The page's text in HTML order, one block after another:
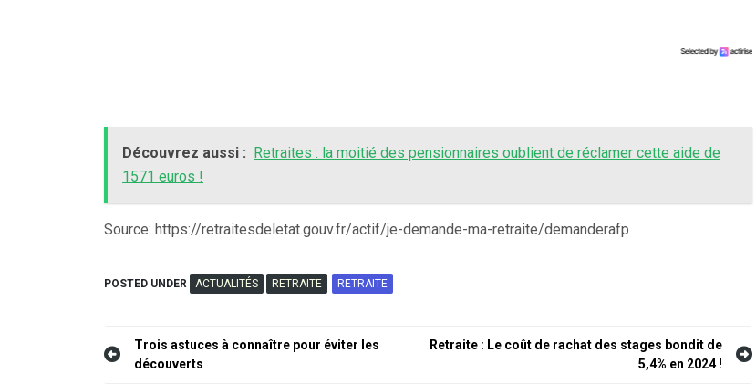
Découvrez aussi : Retraites : la moitié des pensionnaires oublient de réclamer cette aide de
1571 euros !
Source: https://retraitesdeletat.gouv.fr/actif/je-demande-ma-retraite/demanderafp
POSTED UNDER ACTUALITÉS RETRAITE RETRAITE
Navigation
Trois astuces à connaître pour éviter les
découverts
Retraite : Le coût de rachat des stages bondit de
5,4% en 2024 !